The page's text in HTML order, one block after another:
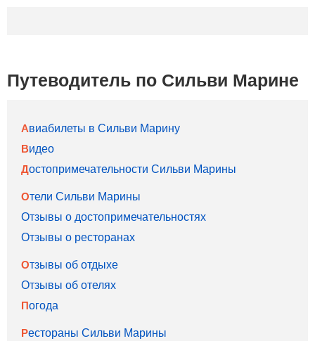
Путеводитель по Сильви Марине
Авиабилеты в Сильви Марину
Видео
Достопримечательности Сильви Марины
Отели Сильви Марины
Отзывы о достопримечательностях
Отзывы о ресторанах
Отзывы об отдыхе
Отзывы об отелях
Погода
Рестораны Сильви Марины